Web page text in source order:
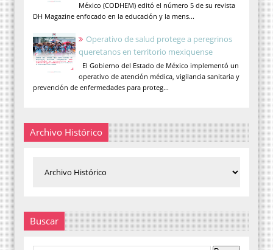
México (CODHEM) editó el número 5 de su revista
DH Magazine enfocado en la educación y la mens...
Operativo de salud protege a peregrinos
queretanos en territorio mexiquense
El Gobierno del Estado de México implementó un
operativo de atención médica, vigilancia sanitaria y
prevención de enfermedades para proteg...
Archivo Histórico
Buscar